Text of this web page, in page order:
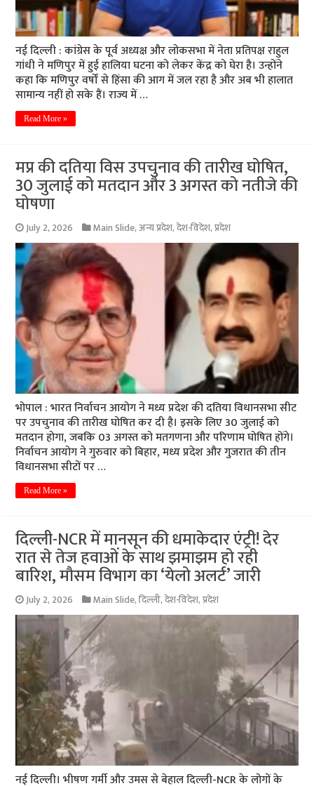
नई दिल्ली : कांग्रेस के पूर्व अध्यक्ष और लोकसभा में नेता प्रतिपक्ष राहुल
गांधी ने मणिपुर में हुई हालिया घटना को लेकर केंद्र को घेरा है। उन्होंने
कहा कि मणिपुर वर्षों से हिंसा की आग में जल रहा है और अब भी हालात
सामान्य नहीं हो सके हैं। राज्य में …
Read More »
मप्र की दतिया विस उपचुनाव की तारीख घोषित,
30 जुलाई को मतदान और 3 अगस्त को नतीजे की
घोषणा
July 2, 2026 Main Slide,अन्य प्रदेश,देश-विदेश,प्रदेश
भोपाल : भारत निर्वाचन आयोग ने मध्य प्रदेश की दतिया विधानसभा सीट
पर उपचुनाव की तारीख घोषित कर दी है। इसके लिए 30 जुलाई को
मतदान होगा, जबकि 03 अगस्त को मतगणना और परिणाम घोषित होंगे।
निर्वाचन आयोग ने गुरुवार को बिहार, मध्य प्रदेश और गुजरात की तीन
विधानसभा सीटों पर …
Read More »
दिल्ली-NCR में मानसून की धमाकेदार एंट्री! देर
रात से तेज हवाओं के साथ झमाझम हो रही
बारिश, मौसम विभाग का ‘येलो अलर्ट’ जारी
July 2, 2026 Main Slide,दिल्ली,देश-विदेश,प्रदेश
नई दिल्ली। भीषण गर्मी और उमस से बेहाल दिल्ली-NCR के लोगों के